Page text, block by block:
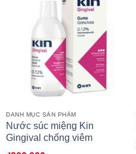
DANH MỤC SẢN PHẨM
Nước súc miệng Kin
Gingival chống viêm